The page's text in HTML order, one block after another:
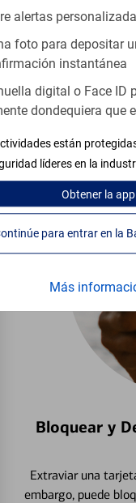
alertas
foto para depositar
instantánea
digital o Face ID
dondequiera que
están
líderes en la
Obtenerla app
Más
Vea cómo
Bloquear y
Extraviar una
embargo, puede